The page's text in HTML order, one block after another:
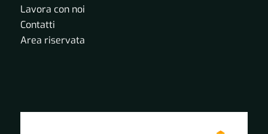
Lavora con noi
Contatti
Area riservata